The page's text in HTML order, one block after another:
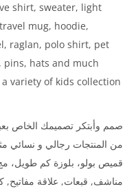
shirt, sweater, light
mug, hoodie,
raglan, polo shirt, pet
pins, hats and much
variety of kids collection
صمم وأبتكر تصميمك الخاص
من المنتجات رجالي و نسائي
قميص بولو، بلوزة كم طويل،
مناشف, قبعات, علاقة مفاتيح,